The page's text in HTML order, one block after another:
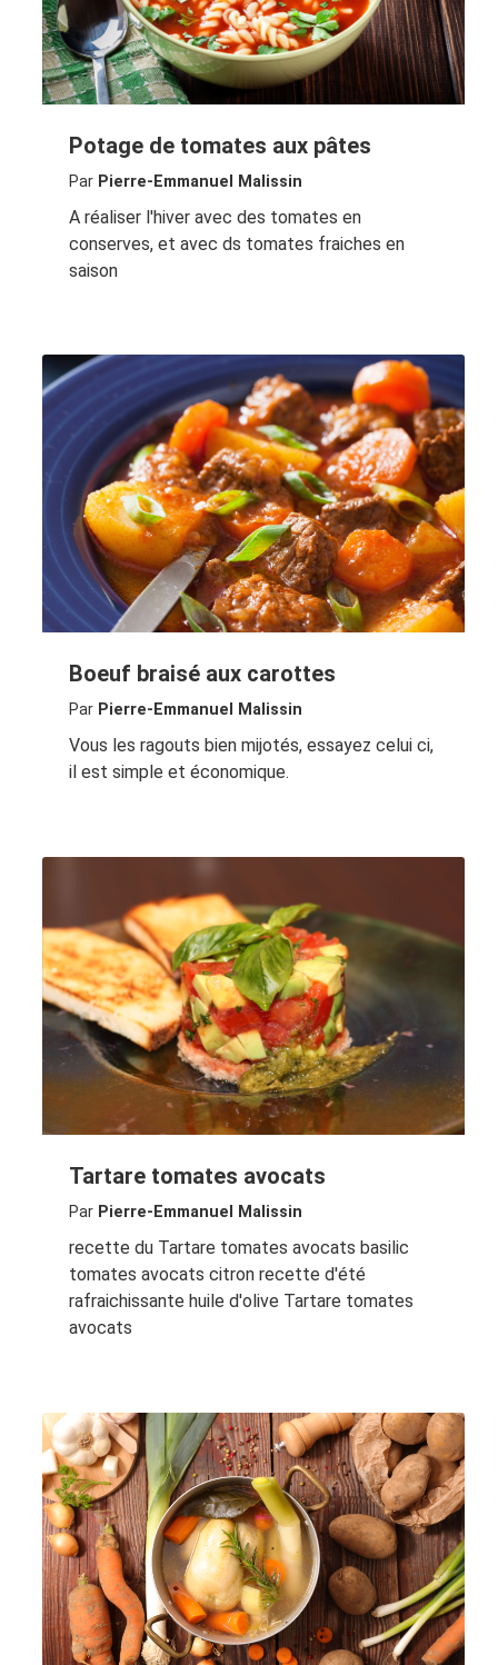
Potage de tomates aux pâtes
Par Pierre-Emmanuel Malissin
A réaliser l'hiver avec des tomates en
conserves, et avec ds tomates fraiches en
saison
Boeuf braisé aux carottes
Par Pierre-Emmanuel Malissin
Vous les ragouts bien mijotés, essayez celui ci,
il est simple et économique.
Tartare tomates avocats
Par Pierre-Emmanuel Malissin
recette du Tartare tomates avocats basilic
tomates avocats citron recette d'été
rafraichissante huile d'olive Tartare tomates
avocats